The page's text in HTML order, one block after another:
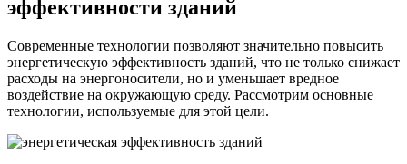
эффективности зданий
Современные технологии позволяют значительно повысить
энергетическую эффективность зданий, что не только снижает
расходы на энергоносители, но и уменьшает вредное
воздействие на окружающую среду. Рассмотрим основные
технологии, используемые для этой цели.